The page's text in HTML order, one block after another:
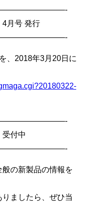
月号 発行
、2018年3月20日に
付中
の新製品の情報を
ましたら、ぜひ当